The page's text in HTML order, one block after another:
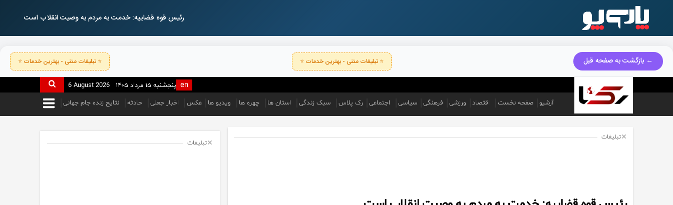
رئیس قوه قضاییه: خدمت به مردم به وصیت انقلاب است
← بازگشت به صفحه قبل ⭐ تبلیغات متنی - بهترین خدمات ⭐ ⭐ تبلیغات متنی - بهترین خدمات ⭐